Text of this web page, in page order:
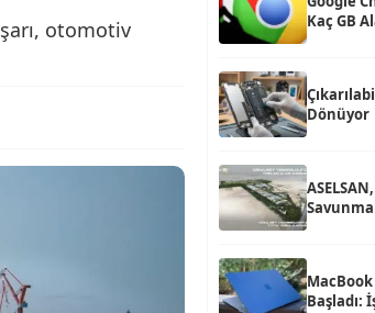
otomotiv
Kaç GB
Dönüyor
Başladı: